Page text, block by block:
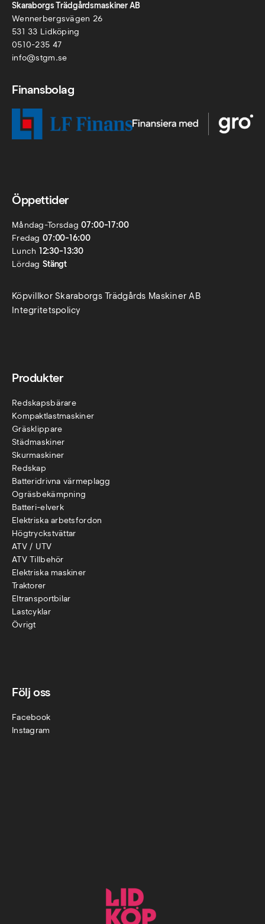
Skaraborgs Trädgårdsmaskiner AB
Wennerbergsvägen 26
531 33 Lidköping
0510-235 47
info@stgm.se
Finansbolag
Öppettider
Måndag-Torsdag07:00-17:00
Fredag 07:00-16:00
Lunch 12:30-13:30
Lördag Stängt
Köpvillkor Skaraborgs Trädgårds Maskiner AB
Integritetspolicy
Produkter
Redskapsbärare
Kompaktlastmaskiner
Gräsklippare
Städmaskiner
Skurmaskiner
Redskap
Batteridrivna värmeplagg
Ogräsbekämpning
Batteri-elverk
Elektriska arbetsfordon
Högtryckstvättar
ATV / UTV
ATV Tillbehör
Elektriska maskiner
Traktorer
Eltransportbilar
Lastcyklar
Övrigt
Följ oss
Facebook
Instagram